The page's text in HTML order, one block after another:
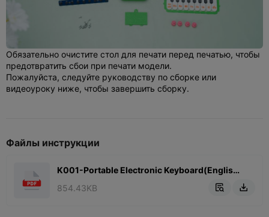
Обязательно очистите стол для печати перед печатью, чтобы
предотвратить сбои при печати модели.
Пожалуйста, следуйте руководству по сборке или
видеоуроку ниже, чтобы завершить сборку.
Файлы инструкции
K001-Portable Electronic Keyboard(English).pdf
854.43KB
 